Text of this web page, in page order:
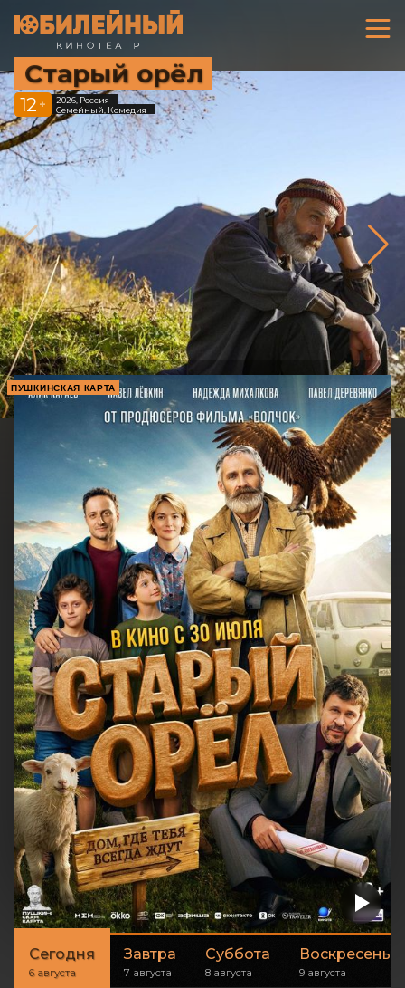
Старый орёл
12 +
2026, Россия
Семейный, Комедия
ПУШКИНСКАЯ КАРТА
Сегодня
6 августа
Завтра
7 августа
Суббота
8 августа
Воскресенье
9 августа